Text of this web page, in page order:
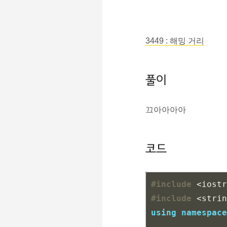
3449 : 해밍 거리
풀이
끄아아아아
코드
#include
#include
using
namespace